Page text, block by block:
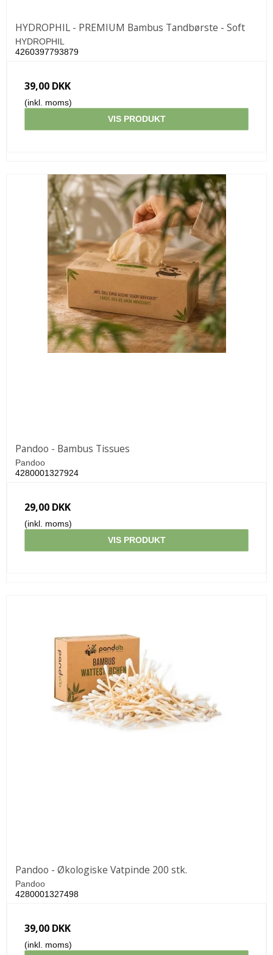
HYDROPHIL - PREMIUM Bambus Tandbørste - Soft
HYDROPHIL
4260397793879
39,00 DKK
(inkl. moms)
VIS PRODUKT
Pandoo - Bambus Tissues
Pandoo
4280001327924
29,00 DKK
(inkl. moms)
VIS PRODUKT
Pandoo - Økologiske Vatpinde 200 stk.
Pandoo
4280001327498
39,00 DKK
(inkl. moms)